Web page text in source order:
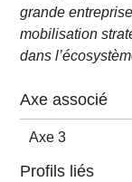
grande
mobilisation
dans
Axe associé
Axe 3
Profils liés